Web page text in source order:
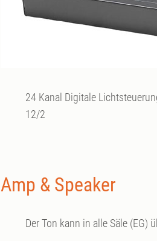
24 Kanal Digitale
12/2
Amp & Speaker
Der Ton kann in alle Säle (EG)